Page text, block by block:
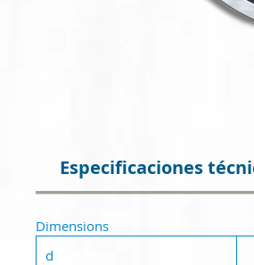
Especificaciones
Dimensions
d